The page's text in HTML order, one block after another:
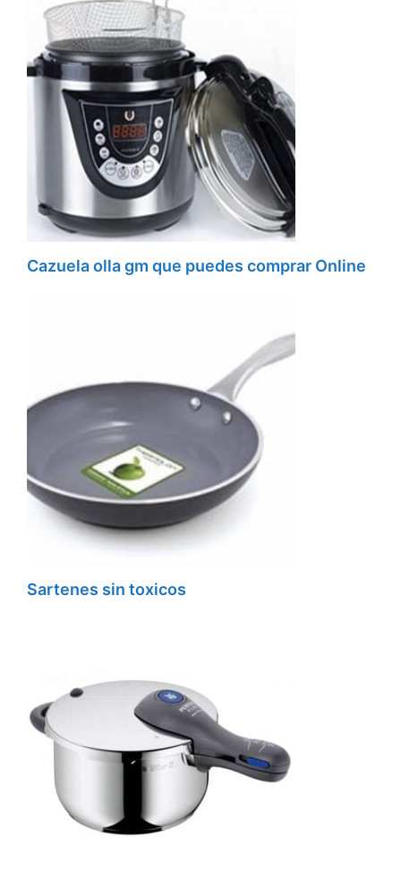
Cazuela olla gm que puedes comprar Online
Sartenes sin toxicos